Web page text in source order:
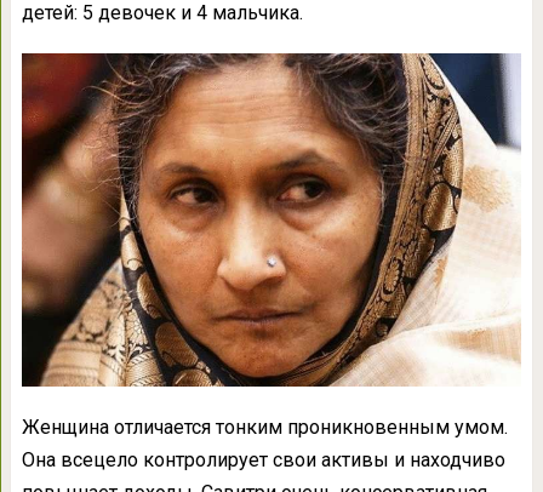
детей: 5 девочек и 4 мальчика.
Женщина отличается тонким проникновенным умом.
Она всецело контролирует свои активы и находчиво